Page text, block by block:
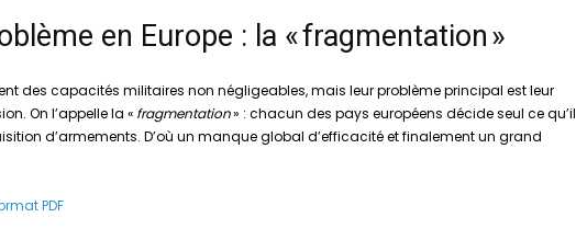
en Europe : la « fragmentation »
des capacités militaires non négligeables, mais leur problème principal est leur
On l’appelle la « fragmentation» : chacun des pays européens décide seul ce qu’il
d’armements. D’où un manque global d’efficacité et finalement un grand
PDF